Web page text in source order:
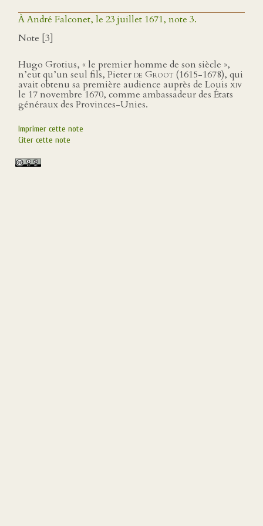
À André Falconet, le 23 juillet 1671, note 3.
Note [3]
Hugo Grotius, « le premier homme de son siècle »,
n’eut qu’un seul fils, Pieterde Groot (1615-1678), qui
avait obtenu sa première audience auprès de Louis xiv
le 17 novembre 1670, comme ambassadeur des États
généraux des Provinces-Unies.
Imprimer cette note
Citer cette note